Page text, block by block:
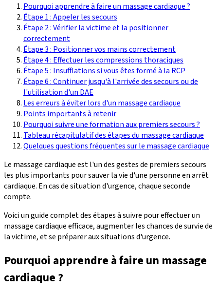
Pourquoi apprendre à faire un massage cardiaque ?
Étape 1 : Appeler les secours
Étape 2 : Vérifier la victime et la positionner
correctement
Étape 3 : Positionner vos mains correctement
Étape 4 : Effectuer les compressions thoraciques
Étape 5 : Insufflations si vous êtes formé à la RCP
Étape 6 : Continuer jusqu'à l'arrivée des secours ou de
l'utilisation d'un DAE
Les erreurs à éviter lors d'un massage cardiaque
Points importants à retenir
Pourquoi suivre une formation aux premiers secours ?
Tableau récapitulatif des étapes du massage cardiaque
Quelques questions fréquentes sur le massage cardiaque
Le massage cardiaque est l'un des gestes de premiers secours
les plus importants pour sauver la vie d'une personne en arrêt
cardiaque. En cas de situation d'urgence, chaque seconde
compte.
Voici un guide complet des étapes à suivre pour effectuer un
massage cardiaque efficace, augmenter les chances de survie de
la victime, et se préparer aux situations d'urgence.
Pourquoi apprendre à faire un massage
cardiaque ?